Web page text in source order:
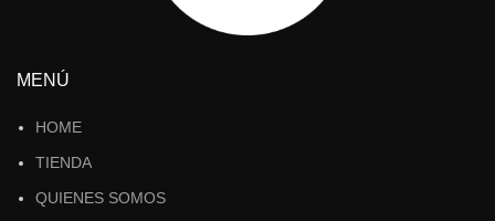
MENÚ
HOME
TIENDA
QUIENES SOMOS